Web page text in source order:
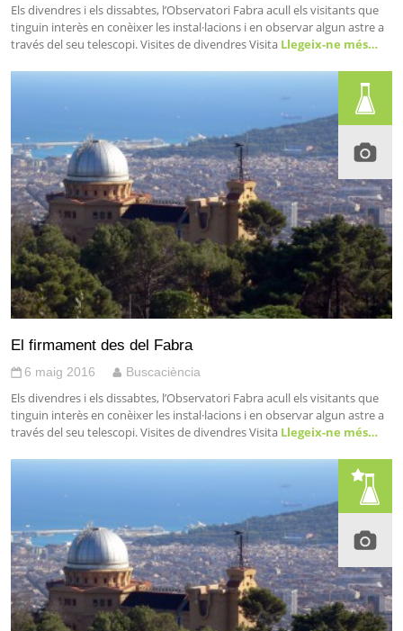
Els divendres i els dissabtes, l’Observatori Fabra acull els visitants que
tinguin interès en conèixer les instal·lacions i en observar algun astre a
través del seu telescopi. Visites de divendres Visita Llegeix-ne més…
El firmament des del Fabra
6 maig 2016 Buscaciència
Els divendres i els dissabtes, l’Observatori Fabra acull els visitants que
tinguin interès en conèixer les instal·lacions i en observar algun astre a
través del seu telescopi. Visites de divendres Visita Llegeix-ne més…